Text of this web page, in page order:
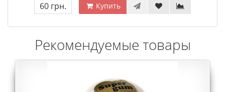
60 грн. Купить
Рекомендуемые товары